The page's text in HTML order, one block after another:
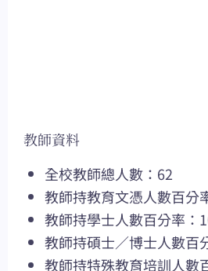
教師資料
全校教師總人數：62
教師持教育文憑人數百分
教師持學士人數百分率：
教師持碩士／博士人數百
教師持特殊教育培訓人數